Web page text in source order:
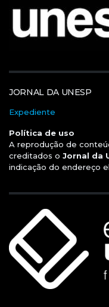
JORNAL DA UNESP
Expediente
Política de uso
A reprodução de
creditados o Jornal da
indicação do endereço